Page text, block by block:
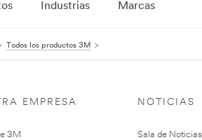
Industrias Marcas
Todos los productos 3M
EMPRESA
3M
NOTICIAS
Sala de Noticias